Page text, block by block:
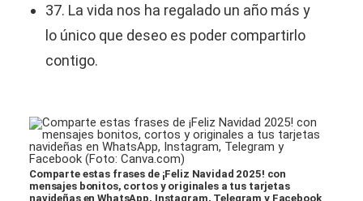
37. La vida nos ha regalado un año más y
lo único que deseo es poder compartirlo
contigo.
Comparte estas frases de ¡Feliz Navidad 2025! con
mensajes bonitos, cortos y originales a tus tarjetas
navideñas en WhatsApp, Instagram, Telegram y Facebook